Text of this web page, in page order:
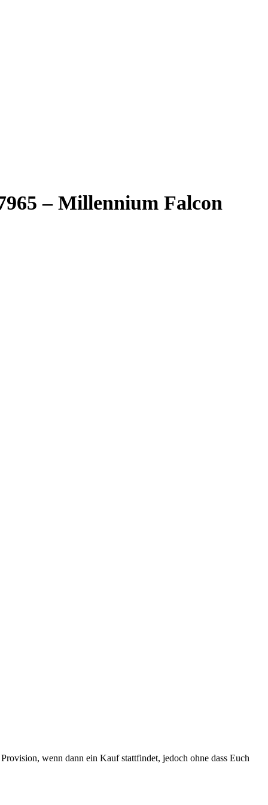
– Millennium Falcon
wenn dann ein Kauf stattfindet, jedoch ohne dass Euch